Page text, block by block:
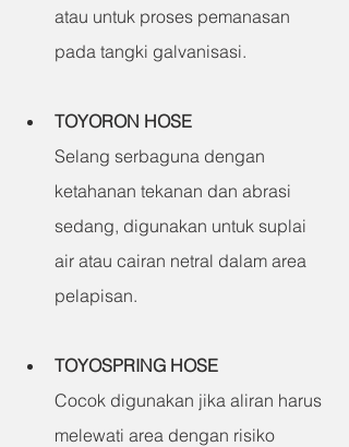
atau untuk proses pemanasan
pada tangki galvanisasi.
TOYORON HOSE
Selang serbaguna dengan
ketahanan tekanan dan abrasi
sedang, digunakan untuk suplai
air atau cairan netral dalam area
pelapisan.
TOYOSPRING HOSE
Cocok digunakan jika aliran harus
melewati area dengan risiko